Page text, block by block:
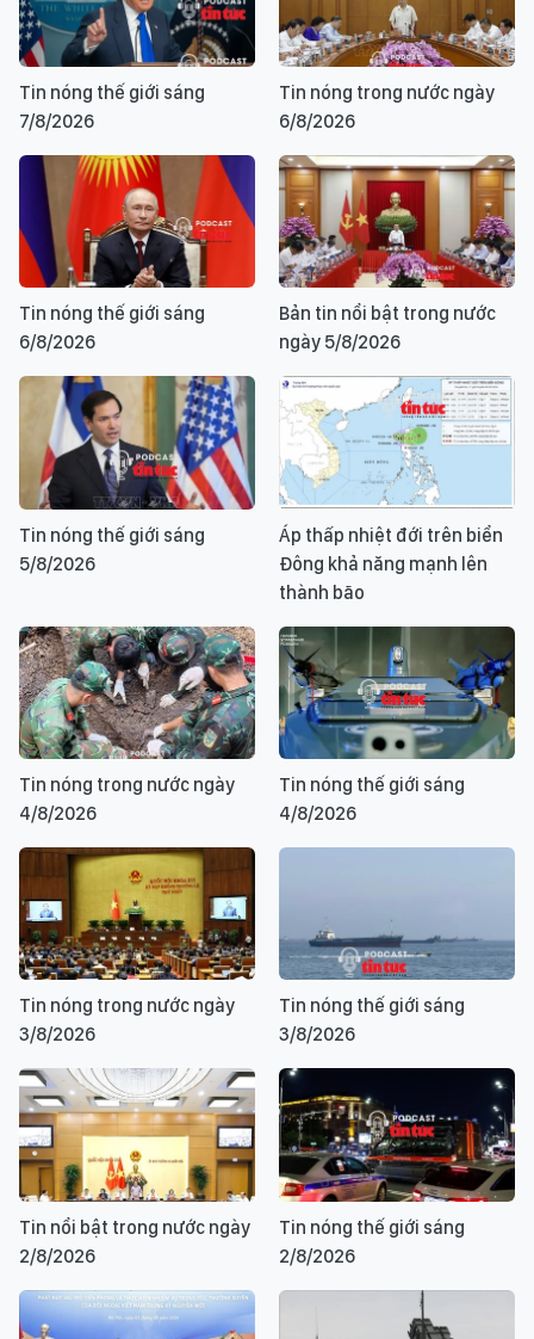
Tin nóng thế giới sáng
7/8/2026
Tin nóng trong nước ngày
6/8/2026
Tin nóng thế giới sáng
6/8/2026
Bản tin nổi bật trong nước
ngày 5/8/2026
Tin nóng thế giới sáng
5/8/2026
Áp thấp nhiệt đới trên biển
Đông khả năng mạnh lên
thành bão
Tin nóng trong nước ngày
4/8/2026
Tin nóng thế giới sáng
4/8/2026
Tin nóng trong nước ngày
3/8/2026
Tin nóng thế giới sáng
3/8/2026
Tin nổi bật trong nước ngày
2/8/2026
Tin nóng thế giới sáng
2/8/2026